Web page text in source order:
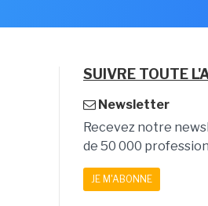
SUIVRE TOUTE
Newsletter
Recevez notre
de 50 000
JE M'ABONNE